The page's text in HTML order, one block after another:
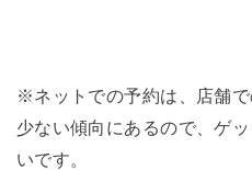
※ネットでの予約は、店舗
少ない傾向にあるので、ゲ
いです。